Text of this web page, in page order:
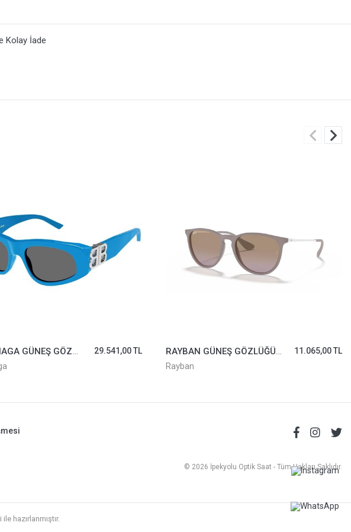
Kolay İade
BALENCIAGA GÜNEŞ GÖZLÜĞÜ BB0095S-011
29.541,00 TL
RAYBAN GÜNEŞ GÖZLÜĞÜ 4171-6000/68*54
Rayban
11.065,00 TL
© 2026 İpekyolu Optik Saat - Tüm Hakları Saklıdır.
hazırlanmıştır.